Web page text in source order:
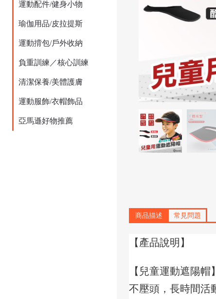
運動配件/健身小物
瑜伽用品/皮拉提斯
運動揹包/戶外收納
負重訓練／核心訓練
清潔保養/美體護膚
運動服飾/衣帽飾品
亞馬遜好物推薦
商品描述 常見問題
【產品說明】
【兒童運動遮陽
不壓頭，長時間活